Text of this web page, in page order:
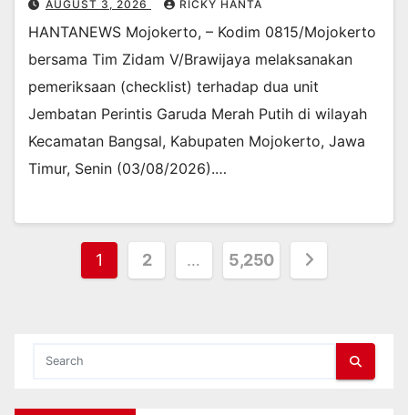
AUGUST 3, 2026 RICKY HANTA
HANTANEWS Mojokerto, – Kodim 0815/Mojokerto
bersama Tim Zidam V/Brawijaya melaksanakan
pemeriksaan (checklist) terhadap dua unit
Jembatan Perintis Garuda Merah Putih di wilayah
Kecamatan Bangsal, Kabupaten Mojokerto, Jawa
Timur, Senin (03/08/2026).…
Posts
1 2 … 5,250